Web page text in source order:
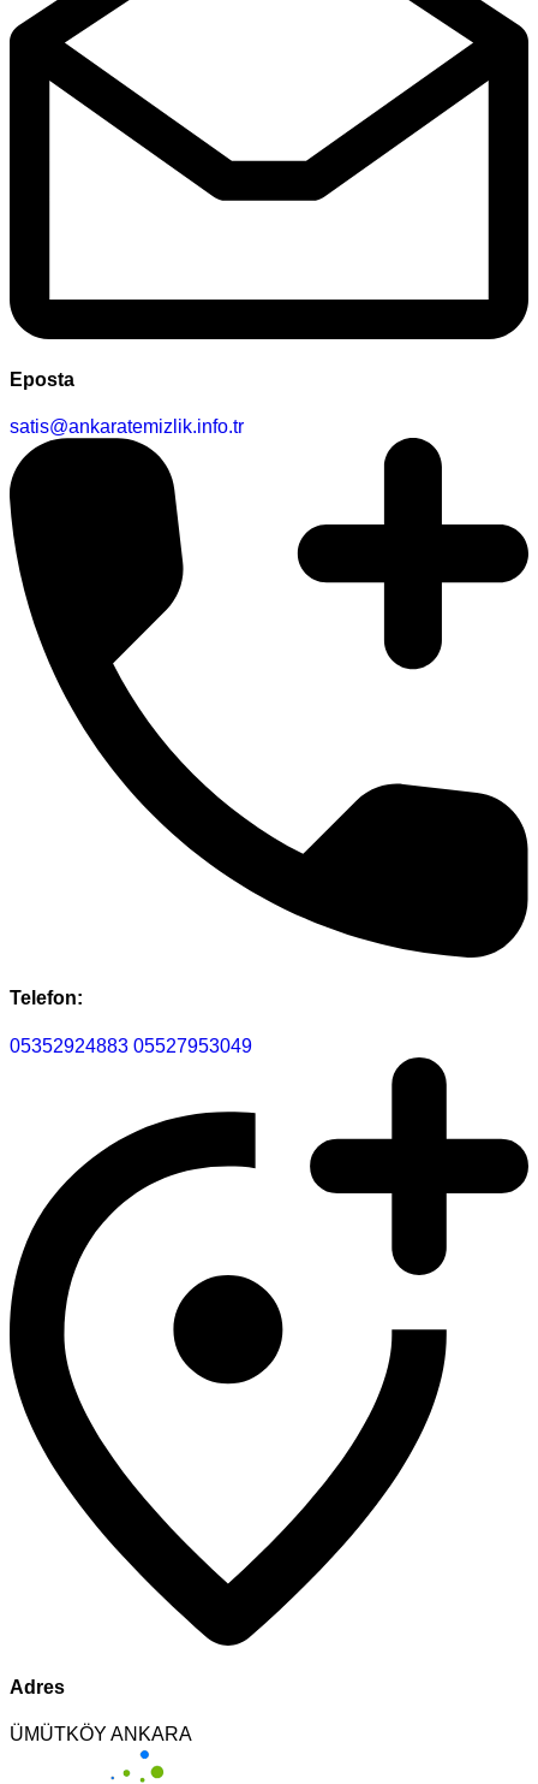
Eposta
satis@ankaratemizlik.info.tr
Telefon:
05352924883 05527953049
Adres
ÜMÜTKÖY ANKARA